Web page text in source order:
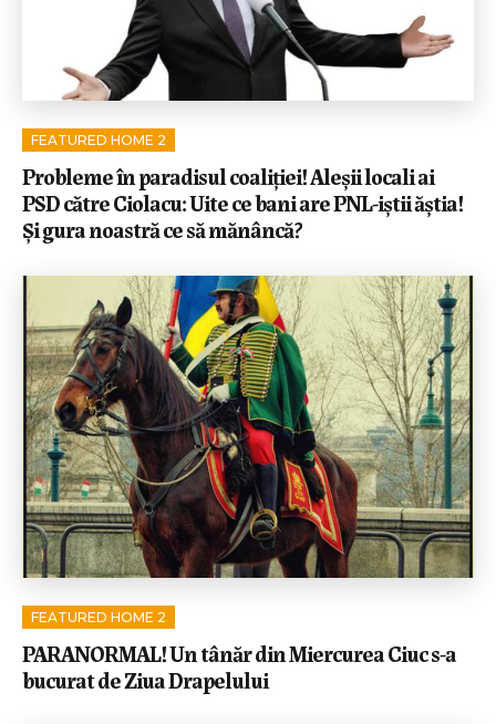
FEATURED HOME 2
Probleme în paradisul coaliției! Aleșii locali ai
PSD către Ciolacu: Uite ce bani are PNL-iștii ăștia!
Și gura noastră ce să mănâncă?
FEATURED HOME 2
PARANORMAL! Un tânăr din Miercurea Ciuc s-a
bucurat de Ziua Drapelului